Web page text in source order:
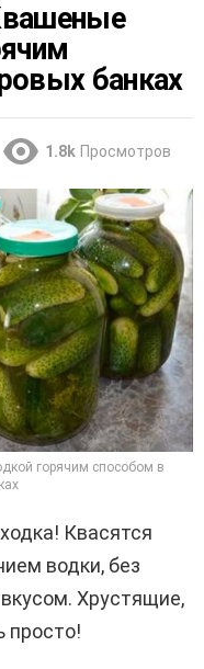
банках
1.8k Просмотров
горячим способом в
Квасятся
водки, без
Хрустящие,
просто!